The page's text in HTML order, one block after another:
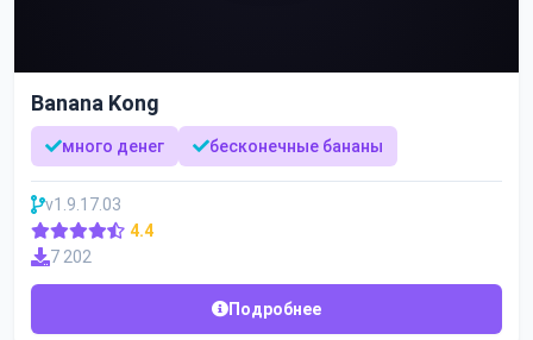
Banana Kong
много денег бесконечные бананы
v1.9.17.03
4.4
7 202
Подробнее